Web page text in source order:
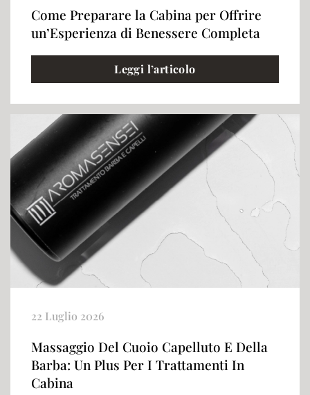
Come Preparare la Cabina per Offrire
un’Esperienza di Benessere Completa
Leggi l’articolo
22 Luglio 2026
Massaggio Del Cuoio Capelluto E Della
Barba: Un Plus Per I Trattamenti In
Cabina